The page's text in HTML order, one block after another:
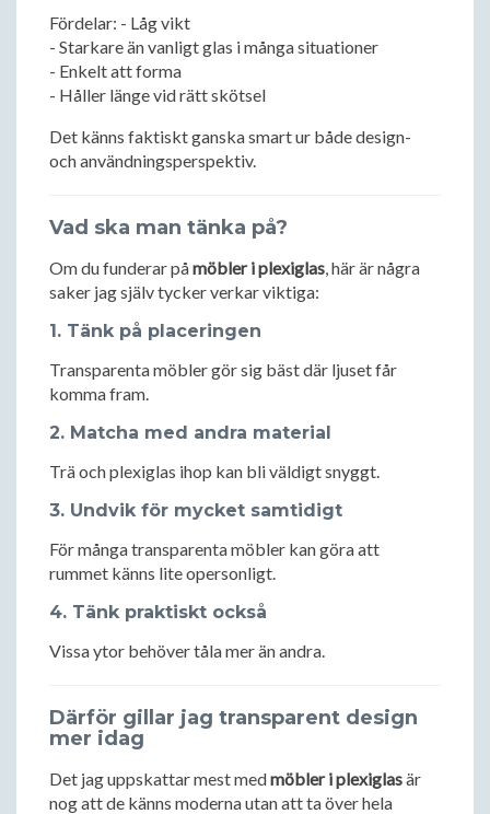
Fördelar: - Låg vikt
- Starkare än vanligt glas i många situationer
- Enkelt att forma
- Håller länge vid rätt skötsel
Det känns faktiskt ganska smart ur både design-
och användningsperspektiv.
Vad ska man tänka på?
Om du funderar påmöbler i plexiglas, här är några
saker jag själv tycker verkar viktiga:
1. Tänk på placeringen
Transparenta möbler gör sig bäst där ljuset får
komma fram.
2. Matcha med andra material
Trä och plexiglas ihop kan bli väldigt snyggt.
3. Undvik för mycket samtidigt
För många transparenta möbler kan göra att
rummet känns lite opersonligt.
4. Tänk praktiskt också
Vissa ytor behöver tåla mer än andra.
Därför gillar jag transparent design
mer idag
Det jag uppskattar mest medmöbler i plexiglasär
nog att de känns moderna utan att ta över hela